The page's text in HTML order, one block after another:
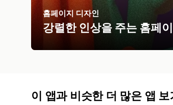
홈페이지 디자인
강렬한 인상을 주는 홈페
이 앱과 비슷한 더 많은 앱 보